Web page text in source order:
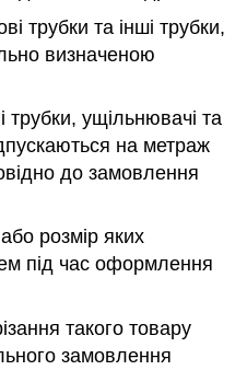
трубки та інші трубки,
визначеною
трубки, ущільнювачі та
на метраж
до замовлення
розмір яких
під час оформлення
такого товару
замовлення